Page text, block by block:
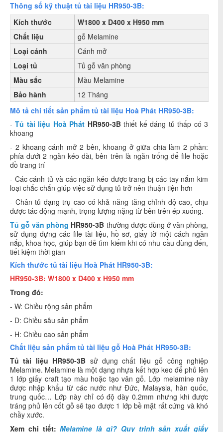
Thông số kỹ thuật tủ tài liệu HR950-3B:
Kích thước
W1800 x D400 x H950 mm
Chất liệu
gỗ Melamine
Loại cánh
Cánh mở
Loại tủ
Tủ gỗ văn phòng
Màu sắc
Màu Melamine
Bảo hành
12 Tháng
Mô tả chi tiết sản phẩm tủ tài liệu Hoà Phát HR950-3B:
-Tủ tài liệu Hoà Phát HR950-3Bthiết kế dáng tủ thấp có 3
khoang
- 2 khoang cánh mở 2 bên, khoang ở giữa chia làm 2 phần:
phía dưới 2 ngăn kéo dài, bên trên là ngăn trống để file hoặc
đồ trang trí
- Các cánh tủ và các ngăn kéo được trang bị các tay nắm kim
loại chắc chắn giúp việc sử dụng tủ trở nên thuận tiện hơn
- Chân tủ dạng trụ cao có khả năng tăng chỉnh độ cao, chịu
được tác động mạnh, trọng lượng nặng từ bên trên ép xuống.
Tủ gỗ văn phòng HR950-3B thường được dùng ở văn phòng,
sử dụng đựng các file tài liệu, hồ sơ, giấy tờ một cách ngăn
nắp, khoa học, giúp bạn dễ tìm kiếm khi có nhu cầu dùng đến,
tiết kiệm thời gian
Kích thước tủ tài liệu Hoà Phát HR950-3B:
HR950-3B: W1800 x D400 x H950 mm
Trong đó:
- W: Chiều rộng sản phẩm
- D: Chiều sâu sản phẩm
- H: Chiều cao sản phẩm
Chất liệu sản phẩm tủ tài liệu gỗ Hoà Phát HR950-3B:
Tủ tài liệu HR950-3B sử dụng chất liệu gỗ công nghiệp
Melamine. Melamine là một dạng nhựa kết hợp keo để phủ lên
1 lớp giấy craft tạo màu hoặc tạo vân gỗ. Lớp melamine này
được nhập khẩu từ các nước như Đức, Malaysia, hàn quốc,
trung quốc… Lớp này chỉ có độ dày 0.2mm nhưng khi được
tráng phủ lên cốt gỗ sẽ tạo được 1 lớp bề mặt rất cứng và khó
chầy xước.
Xem chi tiết:Melamine là gì? Quy trình sản xuất giấy